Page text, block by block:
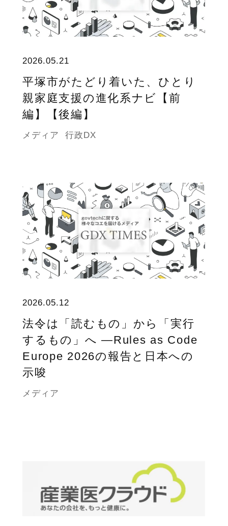
2026.05.21
平塚市がたどり着いた、ひとり
親家庭支援の進化系ナビ【前
編】【後編】
メディア 行政DX
2026.05.12
法令は「読むもの」から「実行
するもの」へ ―Rules as Code
Europe 2026の報告と日本への
示唆
メディア